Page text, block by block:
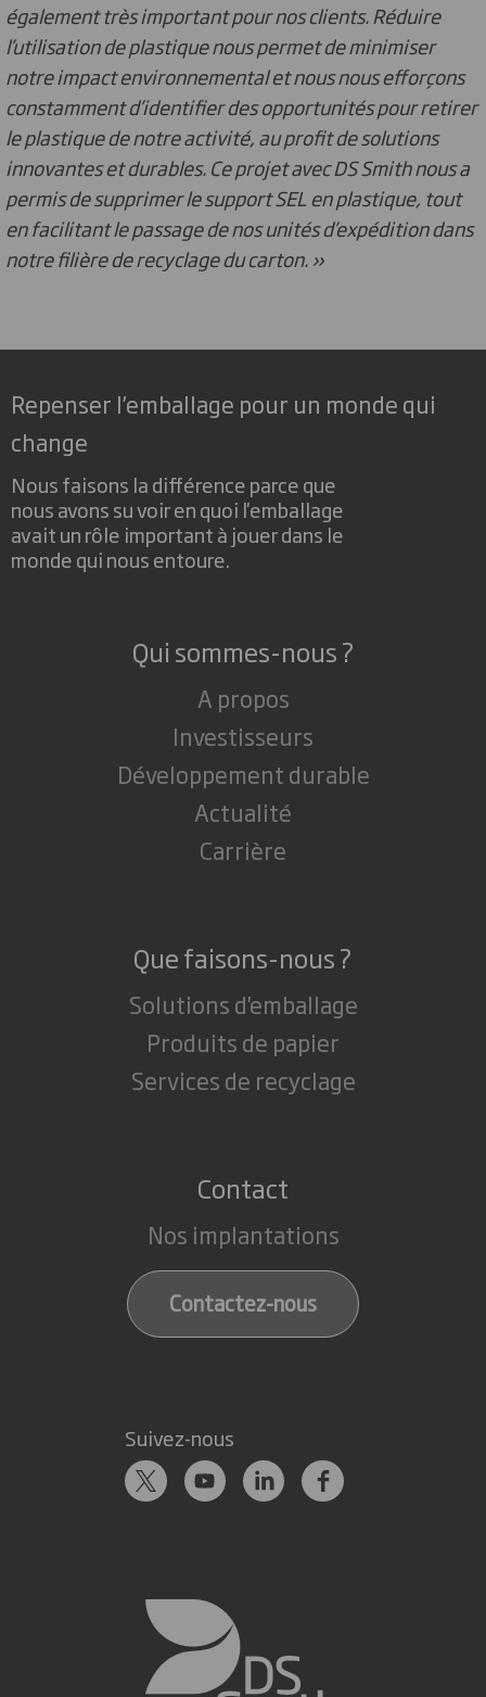
également très important pour nos clients. Réduire
l’utilisation de plastique nous permet de minimiser
notre impact environnemental et nous nous efforçons
constamment d’identifier des opportunités pour retirer
le plastique de notre activité, au profit de solutions
innovantes et durables. Ce projet avec DS Smith nous a
permis de supprimer le support SEL en plastique, tout
en facilitant le passage de nos unités d’expédition dans
notre filière de recyclage du carton. »
Repenser l’emballage pour un monde qui
change
Nous faisons la différence parce que
nous avons su voir en quoi l'emballage
avait un rôle important à jouer dans le
monde qui nous entoure.
Qui sommes-nous ?
A propos
Investisseurs
Développement durable
Actualité
Carrière
Que faisons-nous ?
Solutions d'emballage
Produits de papier
Services de recyclage
Contact
Nos implantations
Contactez-nous
Suivez-nous